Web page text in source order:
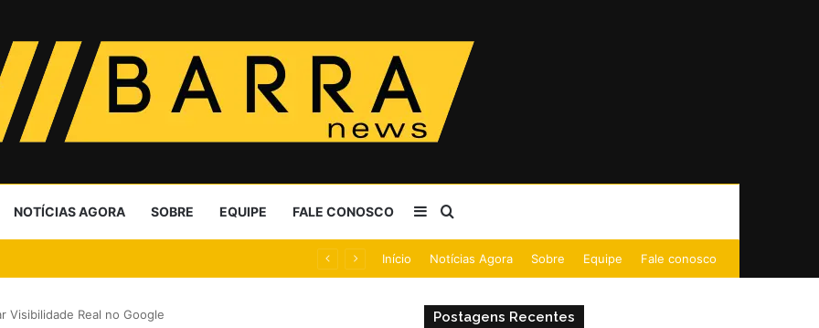
NOTÍCIAS AGORA SOBRE EQUIPE FALE CONOSCO Barra Lateral
crédito com alta dos calotes Início Notícias Agora Sobre Equipe Fale conosco
Visibilidade Real no Google Postagens Recentes